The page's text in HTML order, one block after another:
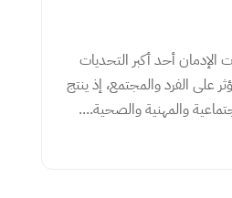
أحد أكبر التحديات
على الفرد والمجتمع، إذ ينتج
والمهنية والصحية....